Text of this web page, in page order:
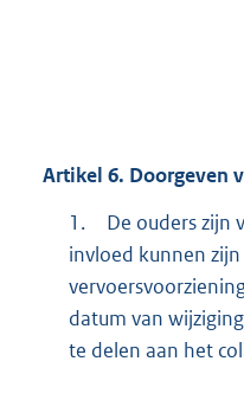
Artikel 6. Doorgeven
1.
De ouders zijn
invloed kunnen
datum van
te delen aan het